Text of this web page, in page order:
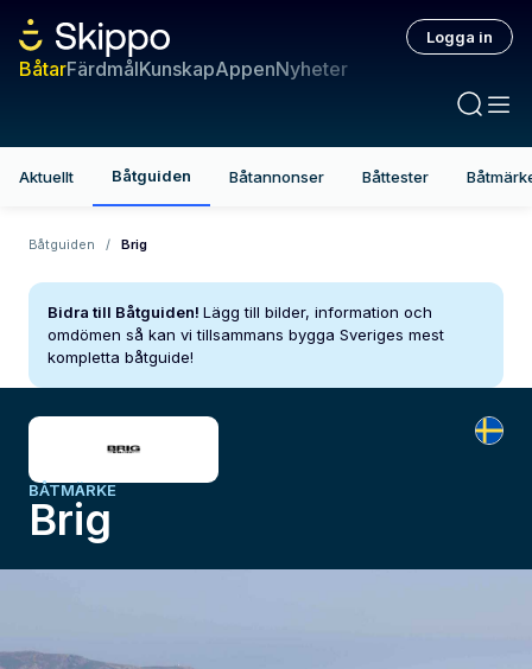
BåtarFärdmålKunskapAppenNyheter
Logga in
Aktuellt Båtguiden Båtannonser Båttester
Båtguiden / Brig
Bidra till Båtguiden! Lägg till bilder, information och
omdömen så kan vi tillsammans bygga Sveriges mest
kompletta båtguide!
BÅTMÄRKE
Brig